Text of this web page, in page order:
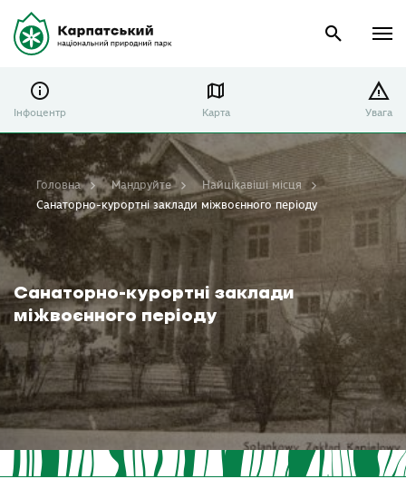
Інфоцентр Карта Увага
Санаторно-курортні заклади
міжвоєнного періоду
Головна Мандруйте
Найцікавіші місця
Санаторно-курортні заклади міжвоєнного періоду